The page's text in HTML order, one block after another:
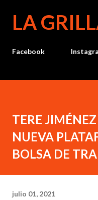
LA
Facebook
TERE
NUEVA
BOLSA DE
julio 01, 2021